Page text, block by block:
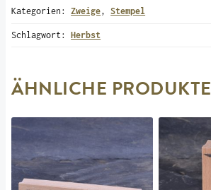
Kategorien:Zweige,Stempel
Schlagwort:Herbst
ÄHNLICHE PRODUKTE